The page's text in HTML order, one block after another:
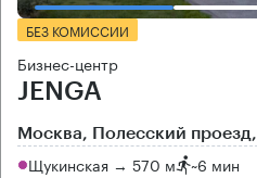
БЕЗ КОМИССИИ
Бизнес-центр
JENGA
Москва, Полесский
Щукинская → 570 м ~6 мин